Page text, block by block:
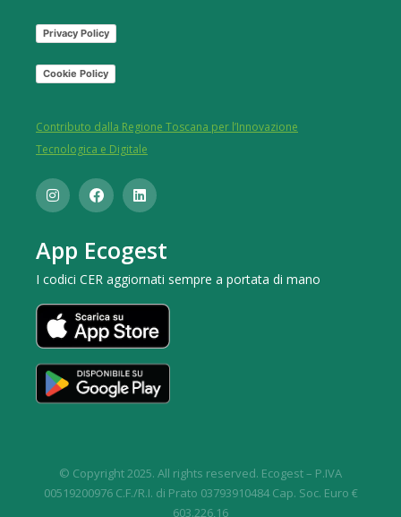
Privacy Policy
Cookie Policy
Contributo dalla Regione Toscana per l’Innovazione
Tecnologica e Digitale
App Ecogest
I codici CER aggiornati sempre a portata di mano
© Copyright 2025. All rights reserved. Ecogest – P.IVA
00519200976 C.F./R.I. di Prato 03793910484 Cap. Soc. Euro €
603.226,16